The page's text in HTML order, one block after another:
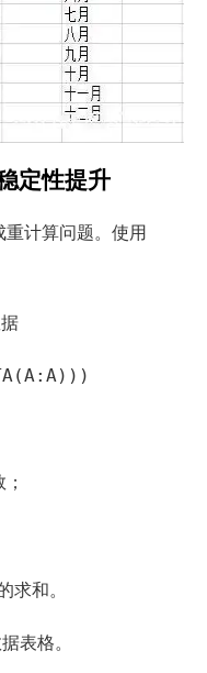
定性提升
计算问题。使用
和。
表格。